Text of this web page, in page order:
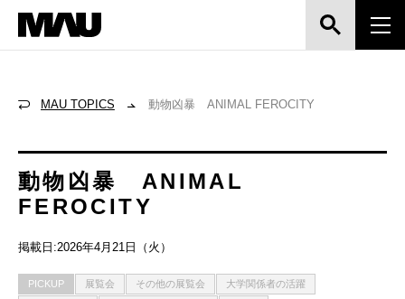
MAU TOPICS 動物凶暴 ANIMAL FEROCITY
動物凶暴 ANIMAL
FEROCITY
掲載日:2026年4月21日（火）
PICKUP 展覧会 その他の展覧会
大学関係者の活躍